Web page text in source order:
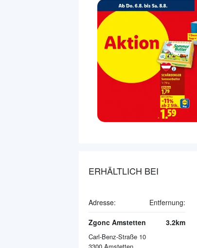
ERHÄLTLICH BEI
Adresse: Entfernung:
Zgonc Amstetten
Carl-Benz-Straße 10
3.2km